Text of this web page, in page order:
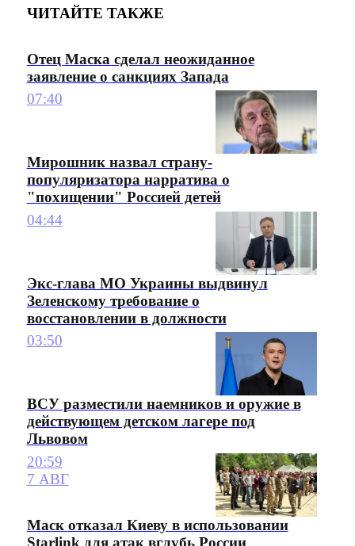
ЧИТАЙТЕ ТАКЖЕ
Отец Маска сделал неожиданное
заявление о санкциях Запада
07:40
Мирошник назвал страну-
популяризатора нарратива о
"похищении" Россией детей
04:44
Экс-глава МО Украины выдвинул
Зеленскому требование о
восстановлении в должности
03:50
ВСУ разместили наемников и оружие в
действующем детском лагере под
Львовом
20:59
7 АВГ
Маск отказал Киеву в использовании
Starlink для атак вглубь России